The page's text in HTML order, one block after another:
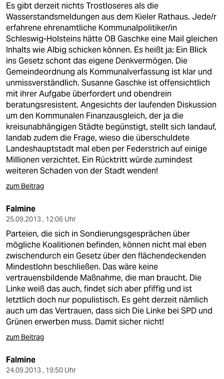
Es gibt derzeit nichts Trostloseres als die
Wasserstandsmeldungen aus dem Kieler Rathaus. Jede/r
erfahrene ehrenamtliche Kommunalpolitiker/in
Schleswig-Holsteins hätte OB Gaschke eine Mail gleichen
Inhalts wie Albig schicken können. Es heißt ja: Ein Blick
ins Gesetz schont das eigene Denkvermögen. Die
Gemeindeordnung als Kommunalverfassung ist klar und
unmissverständlich. Susanne Gaschke ist offensichtlich
mit ihrer Aufgabe überfordert und obendrein
beratungsresistent. Angesichts der laufenden Diskussion
um den Kommunalen Finanzausgleich, der ja die
kreisunabhängigen Städte begünstigt, stellt sich landauf,
landab zudem die Frage, wieso die überschuldete
Landeshauptstadt mal eben per Federstrich auf einige
Millionen verzichtet. Ein Rücktritt würde zumindest
weiteren Schaden von der Stadt wenden!
zum Beitrag
Falmine
25.09.2013 , 12:06 Uhr
Parteien, die sich in Sondierungsgesprächen über
mögliche Koalitionen befinden, können nicht mal eben
zwischendurch ein Gesetz über den flächendeckenden
Mindestlohn beschließen. Das wäre keine
vertrauensbildende Maßnahme, die man braucht. Die
Linke weiß das auch, findet sich aber pfiffig und ist
letztlich doch nur populistisch. Es geht derzeit nämlich
auch um das Vertrauen, dass sich Die Linke bei SPD und
Grünen erwerben muss. Damit sicher nicht!
zum Beitrag
Falmine
24.09.2013 , 19:50 Uhr